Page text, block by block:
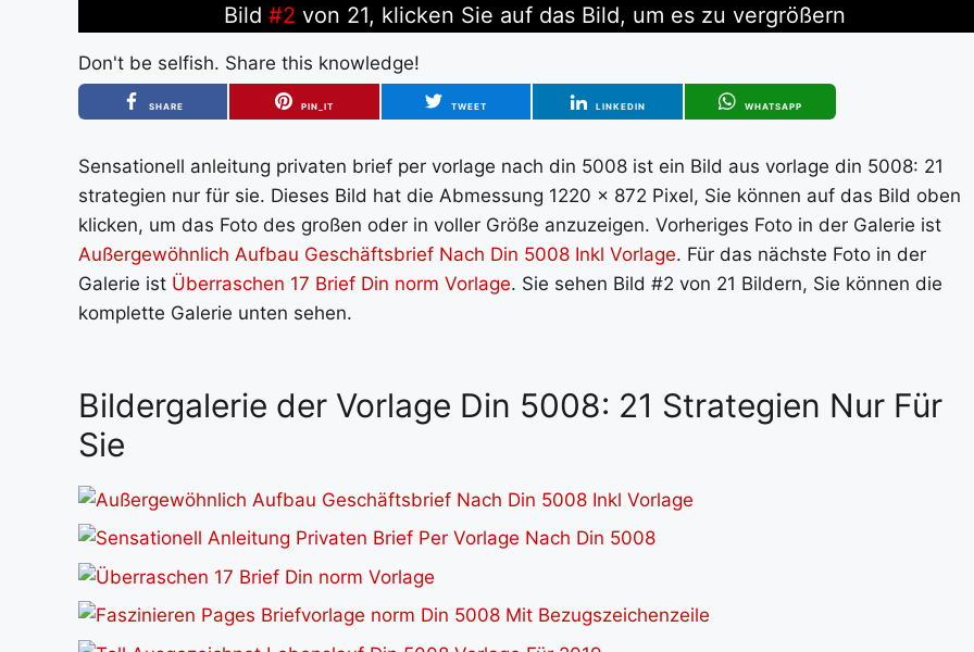
Bild #2 von 21, klicken Sie auf das Bild, um es zu vergrößern
Don't be selfish. Share this knowledge!
SHARE PIN_IT TWEET LINKEDIN WHATSAPP
Sensationell anleitung privaten brief per vorlage nach din 5008 ist ein Bild aus vorlage din 5008: 21
strategien nur für sie. Dieses Bild hat die Abmessung 1220 x 872 Pixel, Sie können auf das Bild oben
klicken, um das Foto des großen oder in voller Größe anzuzeigen. Vorheriges Foto in der Galerie ist
Außergewöhnlich Aufbau Geschäftsbrief Nach Din 5008 Inkl Vorlage. Für das nächste Foto in der
Galerie ist Überraschen 17 Brief Din norm Vorlage. Sie sehen Bild #2 von 21 Bildern, Sie können die
komplette Galerie unten sehen.
Bildergalerie der Vorlage Din 5008: 21 Strategien Nur Für
Sie